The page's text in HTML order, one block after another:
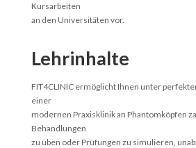
Kursarbeiten
an den Universitäten vor.
Lehrinhalte
FIT4CLINIC ermöglicht Ihnen unter
einer
modernen Praxisklinik an Phantomköpfen
Behandlungen
zu üben oder Prüfungen zu simulieren,